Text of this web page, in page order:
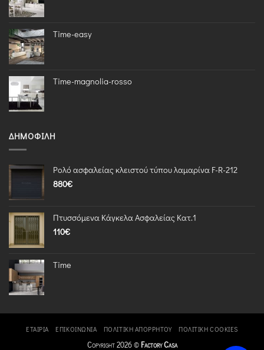
Time-easy
Time-magnolia-rosso
ΔΗΜΟΦΙΛΉ
Ρολό ασφαλείας κλειστού τύπου λαμαρίνα F-R-212
880€
Πτυσσόμενα Κάγκελα Ασφαλείας Κατ.1
110€
Time
ΕΤΑΙΡΊΑ ΕΠΙΚΟΙΝΩΝΊΑ ΠΟΛΙΤΙΚΉ ΑΠΟΡΡΉΤΟΥ ΠΟΛΙΤΙΚΉ COOKIES
Copyright 2026 © Factory Casa